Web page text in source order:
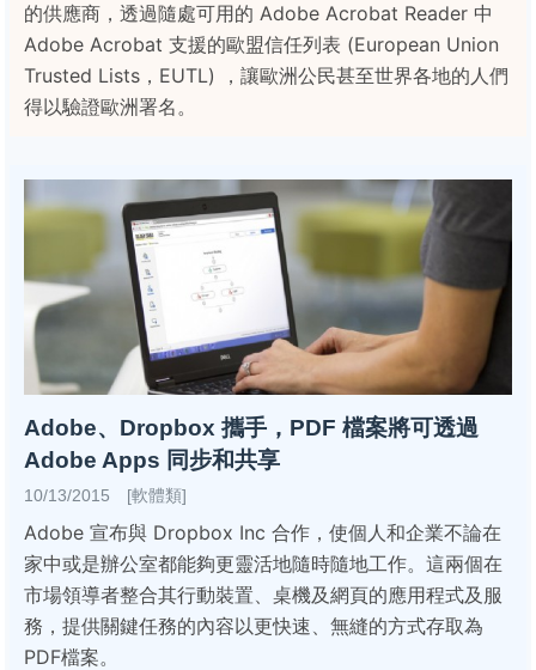
的供應商，透過隨處可用的 Adobe Acrobat Reader 中
Adobe Acrobat 支援的歐盟信任列表 (European Union
Trusted Lists，EUTL) ，讓歐洲公民甚至世界各地的人們
得以驗證歐洲署名。
Adobe、Dropbox 攜手，PDF 檔案將可透過
Adobe Apps 同步和共享
10/13/2015 [軟體類]
Adobe 宣布與 Dropbox Inc 合作，使個人和企業不論在
家中或是辦公室都能夠更靈活地隨時隨地工作。這兩個在
市場領導者整合其行動裝置、桌機及網頁的應用程式及服
務，提供關鍵任務的內容以更快速、無縫的方式存取為
PDF檔案。